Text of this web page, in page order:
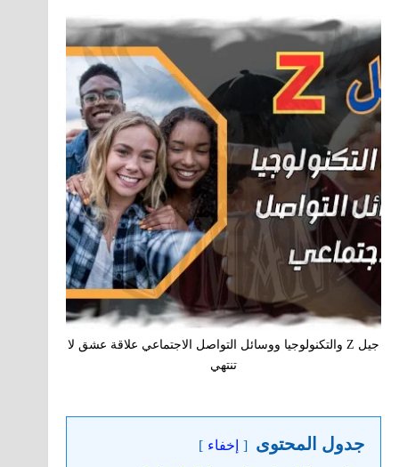
جيل Z والتكنولوجيا ووسائل التواصل الاجتماعي علاقة عشق لا
تنتهي
جدول المحتوى إخفاء